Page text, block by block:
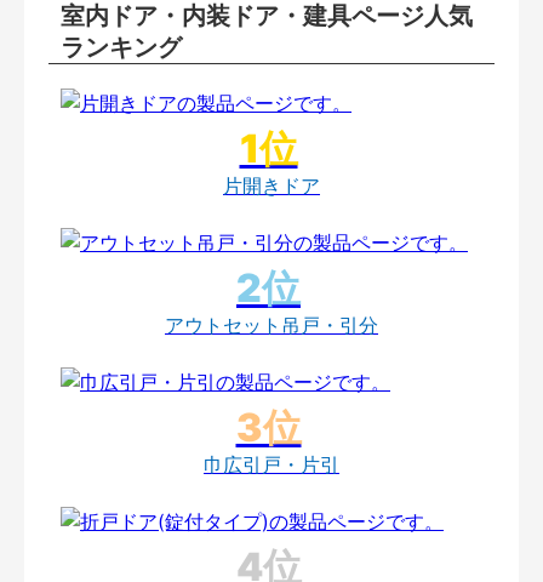
室内ドア・内装ドア・建具ページ人気
ランキング
片開きドア
アウトセット吊戸・引分
巾広引戸・片引